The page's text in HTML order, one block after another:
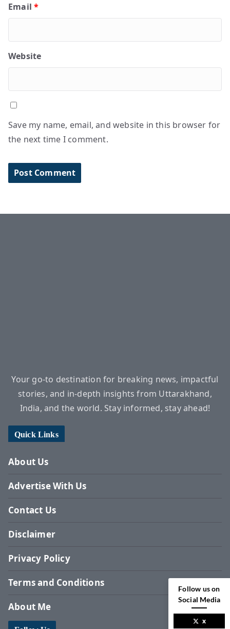
Email*
Website
Save my name, email, and website in this browser for
the next time I comment.
Your go-to destination for breaking news, impactful
stories, and in-depth insights from Uttarakhand,
India, and the world. Stay informed, stay ahead!
Quick Links
About Us
Advertise With Us
Contact Us
Disclaimer
Privacy Policy
Terms and Conditions
About Me
Follow us on
Social Media
x